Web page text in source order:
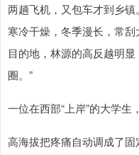
两趟飞机，又包车才到乡镇
寒冷干燥，冬季漫长，常
目的地，林源的高反越明
圈。”
一位在西部“上岸”的大学
高海拔把疼痛自动调成了